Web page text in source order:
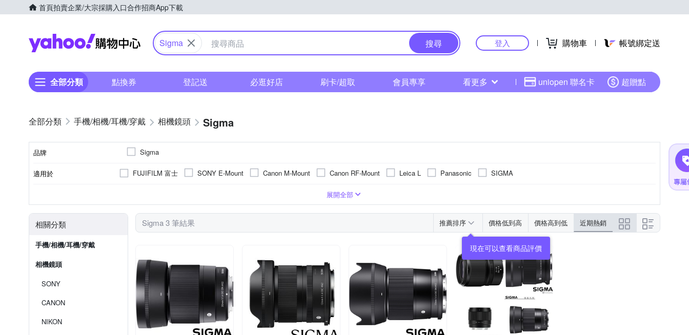
首頁拍賣企業/大宗採購入口合作招商App下載
Yahoo購物中心
Sigma 搜尋 登入 購物車 帳號綁定送
全部分類 點換券 登記送 必逛好店 刷卡/超取 會員專享 看更多 uniopen 聯名卡 超贈點
手機/相機/耳機/穿戴 相機鏡頭 Sigma
品牌 Sigma
適用於 FUJIFILM 富士 SONY E-Mount Canon M-Mount Canon RF-Mount Leica L Panasonic SIGMA
展開全部
相關分類
手機/相機/耳機/穿戴
相機鏡頭
SONY
CANON
NIKON
Sigma 3 筆結果 推薦排序 價格低到高 價格高到低 近期熱銷
現在可以查看商品評價